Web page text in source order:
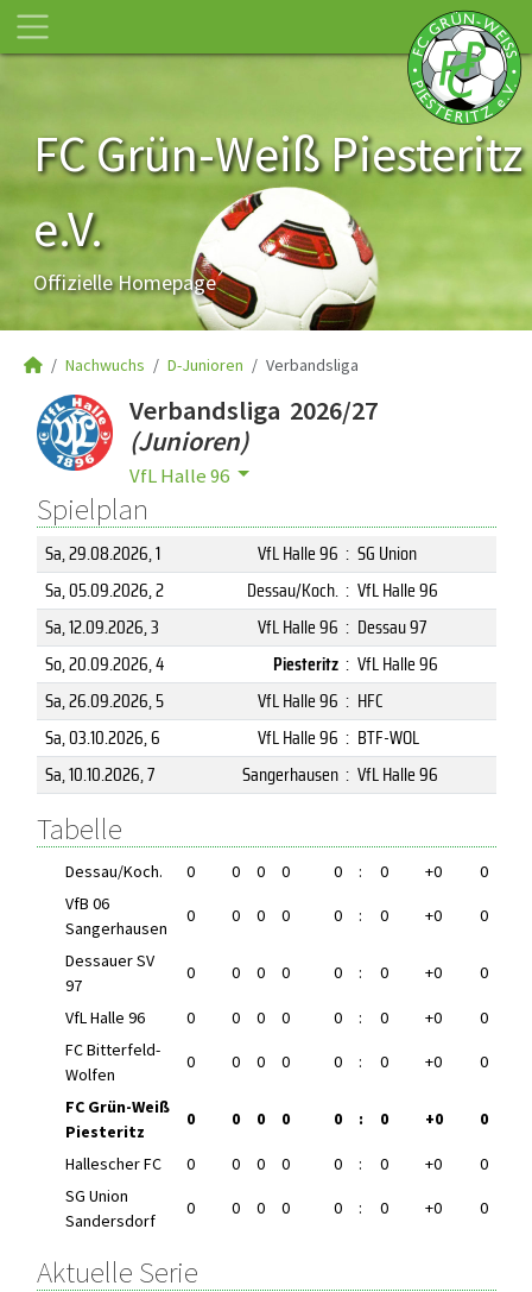
FC Grün-Weiß Piesteritz
e.V.
Offizielle Homepage
Nachwuchs D-Junioren Verbandsliga
Verbandsliga 2026/27
(Junioren)
VfL Halle 96
Spielplan
Sa, 29.08.2026, 1 VfL Halle 96 : SG Union
Sa, 05.09.2026, 2 Dessau/Koch. : VfL Halle 96
Sa, 12.09.2026, 3 VfL Halle 96 : Dessau 97
So, 20.09.2026, 4 Piesteritz : VfL Halle 96
Sa, 26.09.2026, 5 VfL Halle 96 : HFC
Sa, 03.10.2026, 6 VfL Halle 96 : BTF-WOL
Sa, 10.10.2026, 7 Sangerhausen : VfL Halle 96
Tabelle
Dessau/Koch. 0 0 0 0 0 : 0 +0
0
VfB 06
Sangerhausen
0 0 0 0 0 : 0 +0 0
Dessauer SV
97
0 0 0 0 0 : 0 +0 0
VfL Halle 96 0 0 0 0 0 : 0 +0
0
FC Bitterfeld-
Wolfen
0 0 0 0 0 : 0 +0 0
FC Grün-Weiß
Piesteritz
0 0 0 0 0 : 0 +0 0
Hallescher FC 0 0 0 0 0 : 0 +0
0
SG Union
Sandersdorf
0 0 0 0 0 : 0 +0 0
Aktuelle Serie